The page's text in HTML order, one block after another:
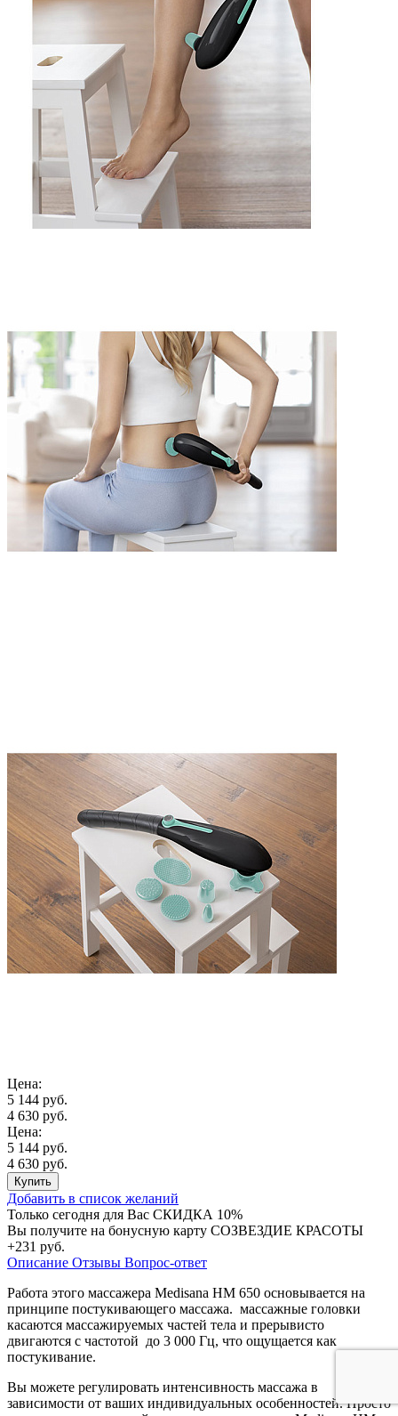
Цена:
5 144 руб.
4 630 руб.
Цена:
5 144 руб.
4 630 руб.
Купить
Добавить в список желаний
Только сегодня для Вас СКИДКА 10%
Вы получите на бонусную карту СОЗВЕЗДИЕ КРАСОТЫ
+231 руб.
Описание Отзывы Вопрос-ответ
Работа этого массажера Medisana HM 650 основывается на
принципе постукивающего массажа. массажные головки
касаются массажируемых частей тела и прерывисто
двигаются с частотой до 3 000 Гц, что ощущается как
постукивание.
Вы можете регулировать интенсивность массажа в
зависимости от ваших индивидуальных особенностей. Просто